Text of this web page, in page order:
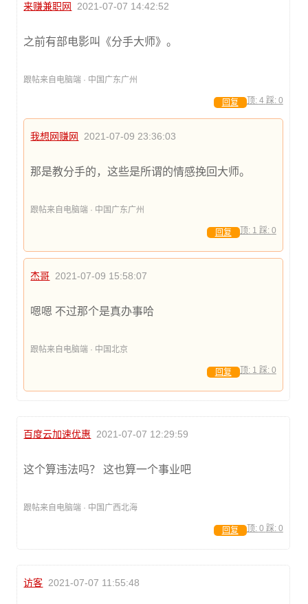
来赚兼职网 2021-07-07 14:42:52
之前有部电影叫《分手大师》。
跟帖来自电脑端 · 中国广东广州
顶: 4 踩: 0
回复
我想网赚网 2021-07-09 23:36:03
那是教分手的，这些是所谓的情感挽回大师。
跟帖来自电脑端 · 中国广东广州
顶: 1 踩: 0
回复
杰哥 2021-07-09 15:58:07
嗯嗯 不过那个是真办事哈
跟帖来自电脑端 · 中国北京
顶: 1 踩: 0
回复
百度云加速优惠 2021-07-07 12:29:59
这个算违法吗？ 这也算一个事业吧
跟帖来自电脑端 · 中国广西北海
顶: 0 踩: 0
回复
访客 2021-07-07 11:55:48